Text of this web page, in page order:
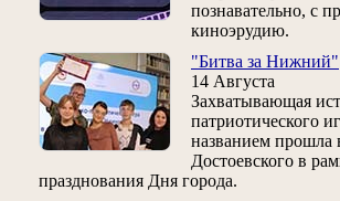
познавательно, с
киноэрудию.
"Битва за Нижний"
14 Августа
Захватывающая
патриотического
названием
Достоевского в
празднования Дня города.